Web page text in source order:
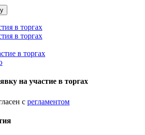
в торгах
в торгах
в торгах
на участие в торгах
с регламентом